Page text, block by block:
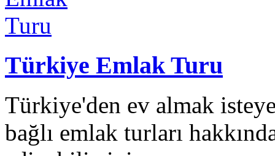
Türkiye Emlak Turu
Türkiye'den ev almak
bağlı emlak turları